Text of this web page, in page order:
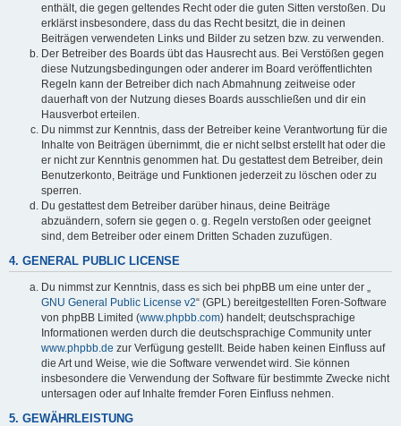
enthält, die gegen geltendes Recht oder die guten Sitten verstoßen. Du
erklärst insbesondere, dass du das Recht besitzt, die in deinen
Beiträgen verwendeten Links und Bilder zu setzen bzw. zu verwenden.
Der Betreiber des Boards übt das Hausrecht aus. Bei Verstößen gegen
diese Nutzungsbedingungen oder anderer im Board veröffentlichten
Regeln kann der Betreiber dich nach Abmahnung zeitweise oder
dauerhaft von der Nutzung dieses Boards ausschließen und dir ein
Hausverbot erteilen.
Du nimmst zur Kenntnis, dass der Betreiber keine Verantwortung für die
Inhalte von Beiträgen übernimmt, die er nicht selbst erstellt hat oder die
er nicht zur Kenntnis genommen hat. Du gestattest dem Betreiber, dein
Benutzerkonto, Beiträge und Funktionen jederzeit zu löschen oder zu
sperren.
Du gestattest dem Betreiber darüber hinaus, deine Beiträge
abzuändern, sofern sie gegen o. g. Regeln verstoßen oder geeignet
sind, dem Betreiber oder einem Dritten Schaden zuzufügen.
4. GENERAL PUBLIC LICENSE
Du nimmst zur Kenntnis, dass es sich bei phpBB um eine unter der „
GNU General Public License v2“ (GPL) bereitgestellten Foren-Software
von phpBB Limited (www.phpbb.com) handelt; deutschsprachige
Informationen werden durch die deutschsprachige Community unter
www.phpbb.de zur Verfügung gestellt. Beide haben keinen Einfluss auf
die Art und Weise, wie die Software verwendet wird. Sie können
insbesondere die Verwendung der Software für bestimmte Zwecke nicht
untersagen oder auf Inhalte fremder Foren Einfluss nehmen.
5. GEWÄHRLEISTUNG